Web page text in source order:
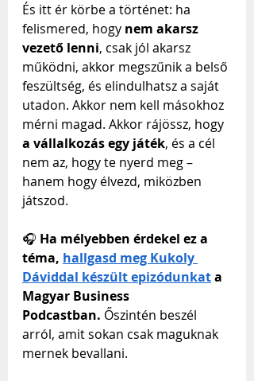
És itt ér körbe a történet: ha
felismered, hogy nem akarsz
vezető lenni, csak jól akarsz
működni, akkor megszűnik a belső
feszültség, és elindulhatsz a saját
utadon. Akkor nem kell másokhoz
mérni magad. Akkor rájössz, hogy
a vállalkozás egy játék, és a cél
nem az, hogy te nyerd meg –
hanem hogy élvezd, miközben
játszod.
🎧 Ha mélyebben érdekel ez a
téma, hallgasd meg Kukoly
Dáviddal készült epizódunkat a
Magyar Business
Podcastban. Őszintén beszél
arról, amit sokan csak maguknak
mernek bevallani.